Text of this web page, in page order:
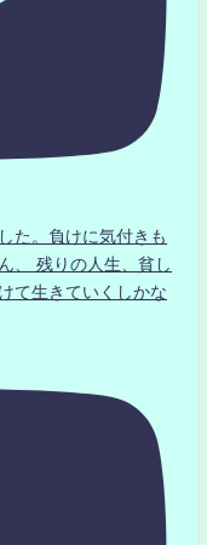
た。負けに気付きも
、 残りの人生、貧し
て生きていくしかな